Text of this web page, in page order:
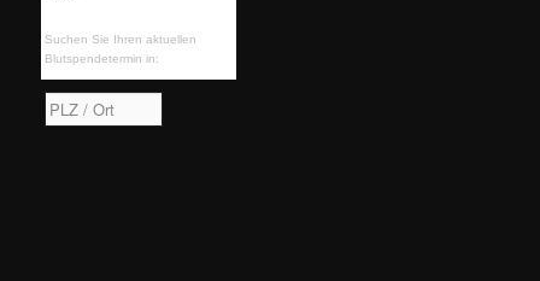
Suchen Sie Ihren aktuellen
Blutspendetermin in: